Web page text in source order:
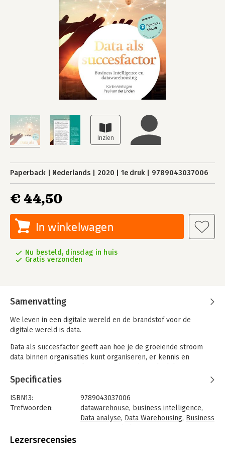
Paperback Nederlands 2020 1e druk 9789043037006
€ 44,50
In winkelwagen
Nu besteld, dinsdag in huis
Gratis verzonden
Samenvatting
We leven in een digitale wereld en de brandstof voor de
digitale wereld is data.
Data als succesfactor geeft aan hoe je de groeiende stroom
data binnen organisaties kunt organiseren, er kennis en
toepassen. Daarbij spelen nieuwe technologieën en begrippen
een belangrijke rol: Analytics, Artificial Intelligence, Machine
Learning, Deep Learning, Data Lakes, Data Labs, Hadoop en
Map/Reduce.
In deze nieuwe editie (voorheen Business Intelligence en
datawarehousing) wordt de techniek gerelateerd aan het doel:
processturing. Stuurprocessen zijn het uitgangspunt voor het
Specificaties
ISBN13:
9789043037006
Trefwoorden:
datawarehouse, business intelligence,
Data analyse, Data Warehousing, Business
Taal:
Lezersrecensies